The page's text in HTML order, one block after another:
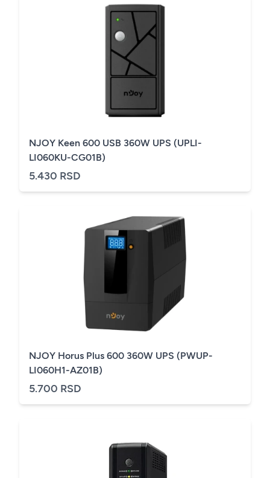
NJOY Keen 600 USB 360W UPS (UPLI-
LI060KU-CG01B)
5.430 RSD
NJOY Horus Plus 600 360W UPS (PWUP-
LI060H1-AZ01B)
5.700 RSD